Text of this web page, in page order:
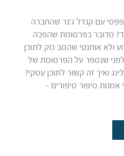
עם קנדל ג’נר שהחברה
מדובר בפרסומת שהפכה
ולא אותנטי שהסב נזק לתוכן
שנספר על הפרסומת של
ואיך זה קשור לתוכן עסקי?
אמנות סיפור סיפורים –